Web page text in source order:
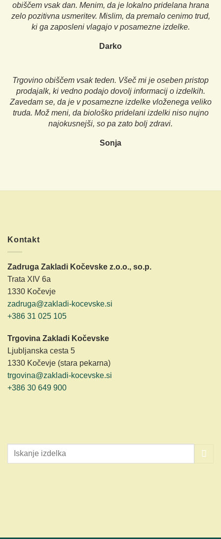
obiščem vsak dan. Menim, da je lokalno pridelana hrana
zelo pozitivna usmeritev. Mislim, da premalo cenimo trud,
ki ga zaposleni vlagajo v posamezne izdelke.
Darko
Trgovino obiščem vsak teden. Všeč mi je oseben pristop
prodajalk, ki vedno podajo dovolj informacij o izdelkih.
Zavedam se, da je v posamezne izdelke vloženega veliko
truda. Mož meni, da biološko pridelani izdelki niso nujno
najokusnejši, so pa zato bolj zdravi.
Sonja
Kontakt
Zadruga Zakladi Kočevske z.o.o., so.p.
Trata XIV 6a
1330 Kočevje
zadruga@zakladi-kocevske.si
+386 31 025 105
Trgovina Zakladi Kočevske
Ljubljanska cesta 5
1330 Kočevje (stara pekarna)
trgovina@zakladi-kocevske.si
+386 30 649 900